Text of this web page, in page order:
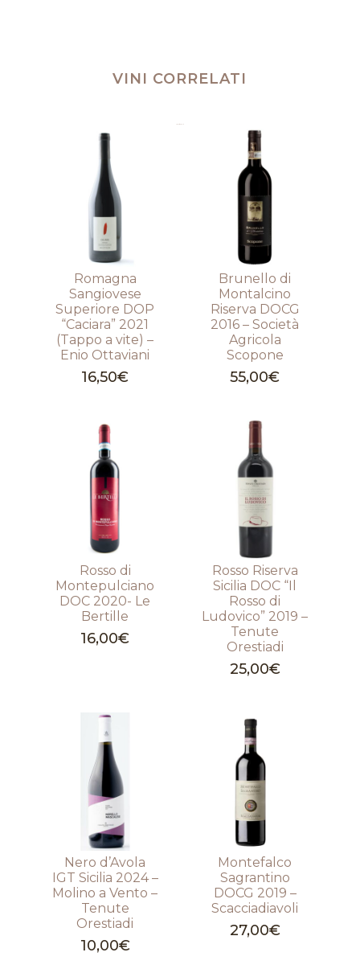
VINI CORRELATI
Romagna
Sangiovese
Superiore DOP
“Caciara” 2021
(Tappo a vite) –
Enio Ottaviani
16,50€
Brunello di
Montalcino
Riserva DOCG
2016 – Società
Agricola
Scopone
55,00€
Rosso di
Montepulciano
DOC 2020- Le
Bertille
16,00€
Rosso Riserva
Sicilia DOC “Il
Rosso di
Ludovico” 2019 –
Tenute
Orestiadi
25,00€
Nero d’Avola
IGT Sicilia 2024 –
Molino a Vento –
Tenute
Orestiadi
10,00€
Montefalco
Sagrantino
DOCG 2019 –
Scacciadiavoli
27,00€